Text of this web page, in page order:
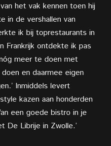
het vak kennen toen hij
in de vershallen van
ik bij toprestaurants in
Frankrijk ontdekte ik pas
meer te doen met
en daarmee eigen
Inmiddels levert
kazen aan honderden
een goede bistro in je
De Librije in Zwolle.’